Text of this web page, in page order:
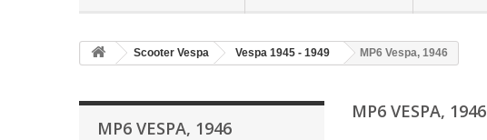
Scooter Vespa Vespa 1945 - 1949 MP6 Vespa, 1946
MP6 VESPA, 1946
MP6 VESPA, 1946